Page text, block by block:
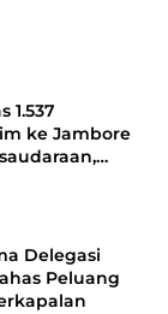
1.537
ke Jambore
Delegasi
Peluang